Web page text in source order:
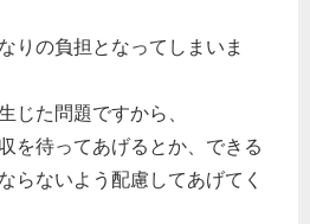
りの負担となってしまいま
じた問題ですから、
を待ってあげるとか、できる
らないよう配慮してあげてく